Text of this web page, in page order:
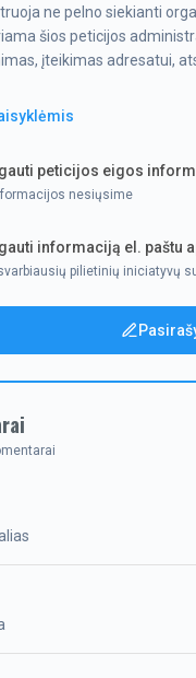
ne pelno siekianti
šios peticijos
įteikimas adresatui,
peticijos eigos
nesiųsime
informaciją el. paštu
pilietinių iniciatyvų